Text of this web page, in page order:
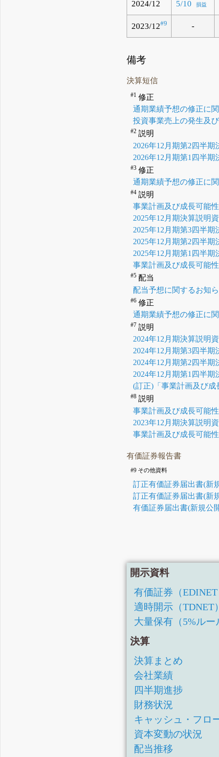
2024/12 5/10 損益
2023/12#9 -
備考
決算短信
#1 修正
通期業績予想の修正に
投資事業売上の発生及
#2 説明
2026年12月期第2四半期
2026年12月期第1四半期
#3 修正
通期業績予想の修正に
#4 説明
事業計画及び成長可能
2025年12月期決算説明
2025年12月期第3四半期
2025年12月期第2四半期
2025年12月期第1四半期
事業計画及び成長可能
#5 配当
配当予想に関するお知
#6 修正
通期業績予想の修正に
#7 説明
2024年12月期決算説明
2024年12月期第3四半期
2024年12月期第2四半期
2024年12月期第1四半期
(訂正)「事業計画及び
#8 説明
事業計画及び成長可能
2023年12月期決算説明
事業計画及び成長可能
有価証券報告書
#9 その他資料
訂正有価証券届出書(新
訂正有価証券届出書(新
有価証券届出書(新規公
開示資料
有価証券（
適時開示（TDNET
大量保有（5%ルー
決算
決算まとめ
会社業績
四半期進捗
財務状況
キャッシュ・フロ
資本変動の状況
配当推移